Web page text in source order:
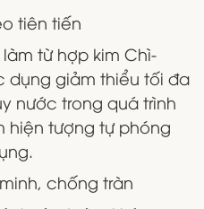
tiên tiến
từ hợp kim Chì-
dụng giảm thiểu tối đa
nước trong quá trình
hiện tượng tự phóng
chống tràn